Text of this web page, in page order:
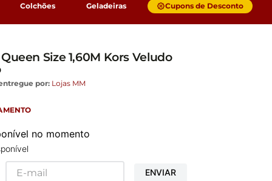
Colchões Geladeiras Cupons de Desconto
Size 1,60M Kors Veludo
por: Lojas MM
no momento
ENVIAR